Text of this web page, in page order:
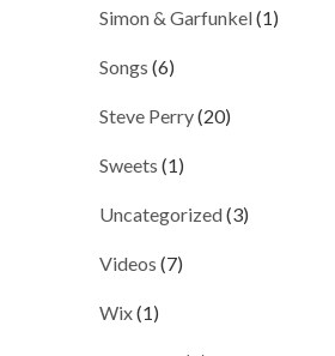
Simon & Garfunkel(1)
Songs (6)
Steve Perry(20)
Sweets (1)
Uncategorized(3)
Videos (7)
Wix(1)